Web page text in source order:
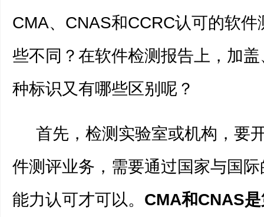
CMA、CNAS和CCRC认可的软件
些不同？在软件检测报告上，加
种标识又有哪些区别呢？
首先，检测实验室或机构，要
件测评业务，需要通过国家与国
能力认可才可以。 CMA和CNAS